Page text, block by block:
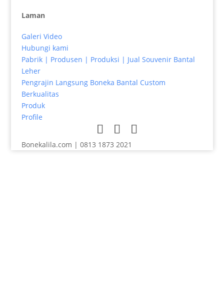
Laman
Galeri Video
Hubungi kami
Pabrik | Produsen | Produksi | Jual Souvenir Bantal
Leher
Pengrajin Langsung Boneka Bantal Custom
Berkualitas
Produk
Profile
Bonekalila.com | 0813 1873 2021